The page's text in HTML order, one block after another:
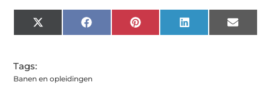
X
(Twitter)
FacebookPinterest LinkedIn Email
Tags:
Banen en opleidingen